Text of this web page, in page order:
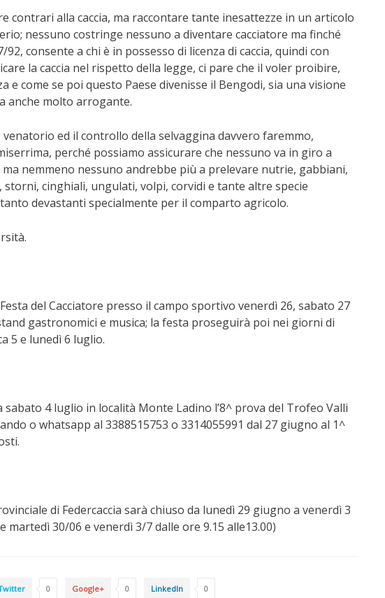
contrari alla caccia, ma raccontare tante inesattezze in un articolo
nessuno costringe nessuno a diventare cacciatore ma finché
consente a chi è in possesso di licenza di caccia, quindi con
la caccia nel rispetto della legge, ci pare che il voler proibire,
e come se poi questo Paese divenisse il Bengodi, sia una visione
anche molto arrogante.
ed il controllo della selvaggina davvero faremmo,
perché possiamo assicurare che nessuno va in giro a
nemmeno nessuno andrebbe più a prelevare nutrie, gabbiani,
storni, cinghiali, ungulati, volpi, corvidi e tante altre specie
devastanti specialmente per il comparto agricolo.
del Cacciatore presso il campo sportivo venerdì 26, sabato 27
gastronomici e musica; la festa proseguirà poi nei giorni di
5 e lunedì 6 luglio.
sabato 4 luglio in località Monte Ladino l’8^ prova del Trofeo Valli
o whatsapp al 3388515753 o 3314055991 dal 27 giugno al 1^
di Federcaccia sarà chiuso da lunedì 29 giugno a venerdì 3
30/06 e venerdì 3/7 dalle ore 9.15 alle13.00)
0 Google+ 0 LinkedIn 0